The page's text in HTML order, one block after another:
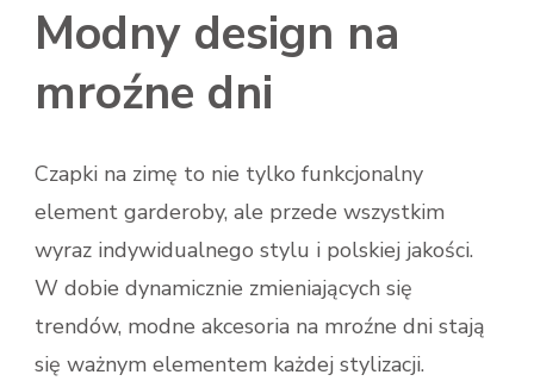
Modny design na
mroźne dni
Czapki na zimę to nie tylko funkcjonalny
element garderoby, ale przede wszystkim
wyraz indywidualnego stylu i polskiej jakości.
W dobie dynamicznie zmieniających się
trendów, modne akcesoria na mroźne dni stają
się ważnym elementem każdej stylizacji.